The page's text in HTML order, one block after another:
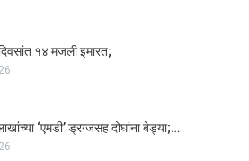
१४ मजली इमारत;
‘एमडी’ ड्रग्जसह दोघांना बेड्या;…